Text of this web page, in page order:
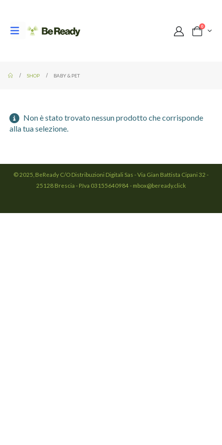
0
SHOP BABY & PET
Non è stato trovato nessun prodotto che corrisponde
alla tua selezione.
© 2025, BeReady C/O Distribuzioni Digitali Sas - Via Gian Battista Cipani 32 -
25128 Brescia - P.Iva 03155640984 - mbox@beready.click